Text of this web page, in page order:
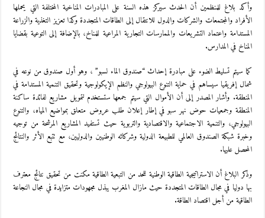
وأكد بلاغ للمنظمين أن الحدث سيركز هذه السنة على المبادرات المناخية المختلفة التي يحملها
الأفراد والمجتمعات والشركات والدول للانتقال إلى الطاقات المتجددة وكذا تعزيز التغذية والزراعة
المستدامة واعتماد التشريعات والممارسات التجارية المراعية للمناخ، بالإضافة إلى التوعية بقضايا
المناخ في المدارس.
كما سيتم تسليط الضوء على مبادرة إحداث “صندوق الماء لسبو” ، وهو أول صندوق من نوعه في
شمال إفريقيا سيساهم في حماية التنوع البيولوجي والنظم الإيكولوجية وتحقيق التنمية المستدامة في
المنطقة. وأشار المصدر إلى أن الأموال التي سيتم جمعها ستستخدم لتمويل مشاريع لفائدة ساكنة
المنطقة وجمعيات حوض نهر سبو في إطار إعلان طلب عروض متعلق بمواضيع المياه، والتنوع
البيولوجي، والتنمية الاجتماعية والاقتصادية والتربوية حيث تستفيد المشاريع المرشحة من توجيه
وخبرة شبكة الصندوق العالمي للطبيعة الدولية وشركائه الوطنيين والدوليين، مع تتبع الأثر والنتائج
المحصل عليها.
وذكر البلاغ أن الاستراتيجية الطاقية الوطنية للحد من التبعية الطاقية مكنت من تحقيق نتائج معترف
بها دوليا في مجال الطاقات المتجددة حيث مازال المغرب يبذل مجهودات متزايدة في مجال النجاعة
الطاقية من أجل اقتصاد الطاقة.